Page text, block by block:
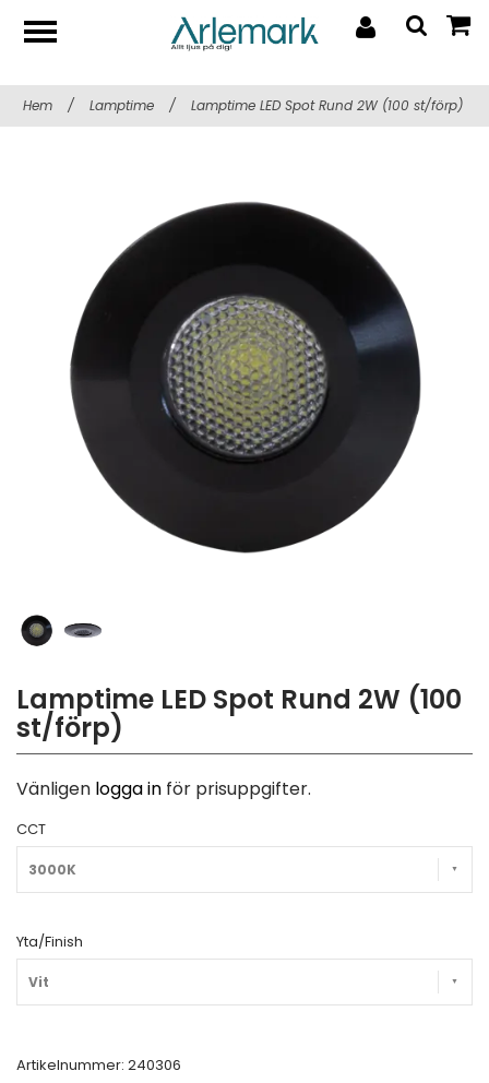
Hem / Lamptime / Lamptime LED Spot Rund 2W (100 st/förp)
Lamptime LED Spot Rund 2W (100
st/förp)
Vänligen logga in för prisuppgifter.
CCT
3000K
Yta/Finish
Vit
Artikelnummer: 240306